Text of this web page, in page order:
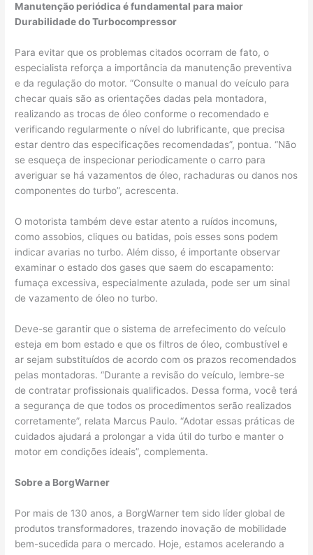
Manutenção periódica é fundamental para maior
Durabilidade do Turbocompressor
Para evitar que os problemas citados ocorram de fato, o
especialista reforça a importância da manutenção preventiva
e da regulação do motor. “Consulte o manual do veículo para
checar quais são as orientações dadas pela montadora,
realizando as trocas de óleo conforme o recomendado e
verificando regularmente o nível do lubrificante, que precisa
estar dentro das especificações recomendadas”, pontua. “Não
se esqueça de inspecionar periodicamente o carro para
averiguar se há vazamentos de óleo, rachaduras ou danos nos
componentes do turbo”, acrescenta.
O motorista também deve estar atento a ruídos incomuns,
como assobios, cliques ou batidas, pois esses sons podem
indicar avarias no turbo. Além disso, é importante observar
examinar o estado dos gases que saem do escapamento:
fumaça excessiva, especialmente azulada, pode ser um sinal
de vazamento de óleo no turbo.
Deve-se garantir que o sistema de arrefecimento do veículo
esteja em bom estado e que os filtros de óleo, combustível e
ar sejam substituídos de acordo com os prazos recomendados
pelas montadoras. “Durante a revisão do veículo, lembre-se
de contratar profissionais qualificados. Dessa forma, você terá
a segurança de que todos os procedimentos serão realizados
corretamente”, relata Marcus Paulo. “Adotar essas práticas de
cuidados ajudará a prolongar a vida útil do turbo e manter o
motor em condições ideais”, complementa.
Sobre a BorgWarner
Por mais de 130 anos, a BorgWarner tem sido líder global de
produtos transformadores, trazendo inovação de mobilidade
bem-sucedida para o mercado. Hoje, estamos acelerando a